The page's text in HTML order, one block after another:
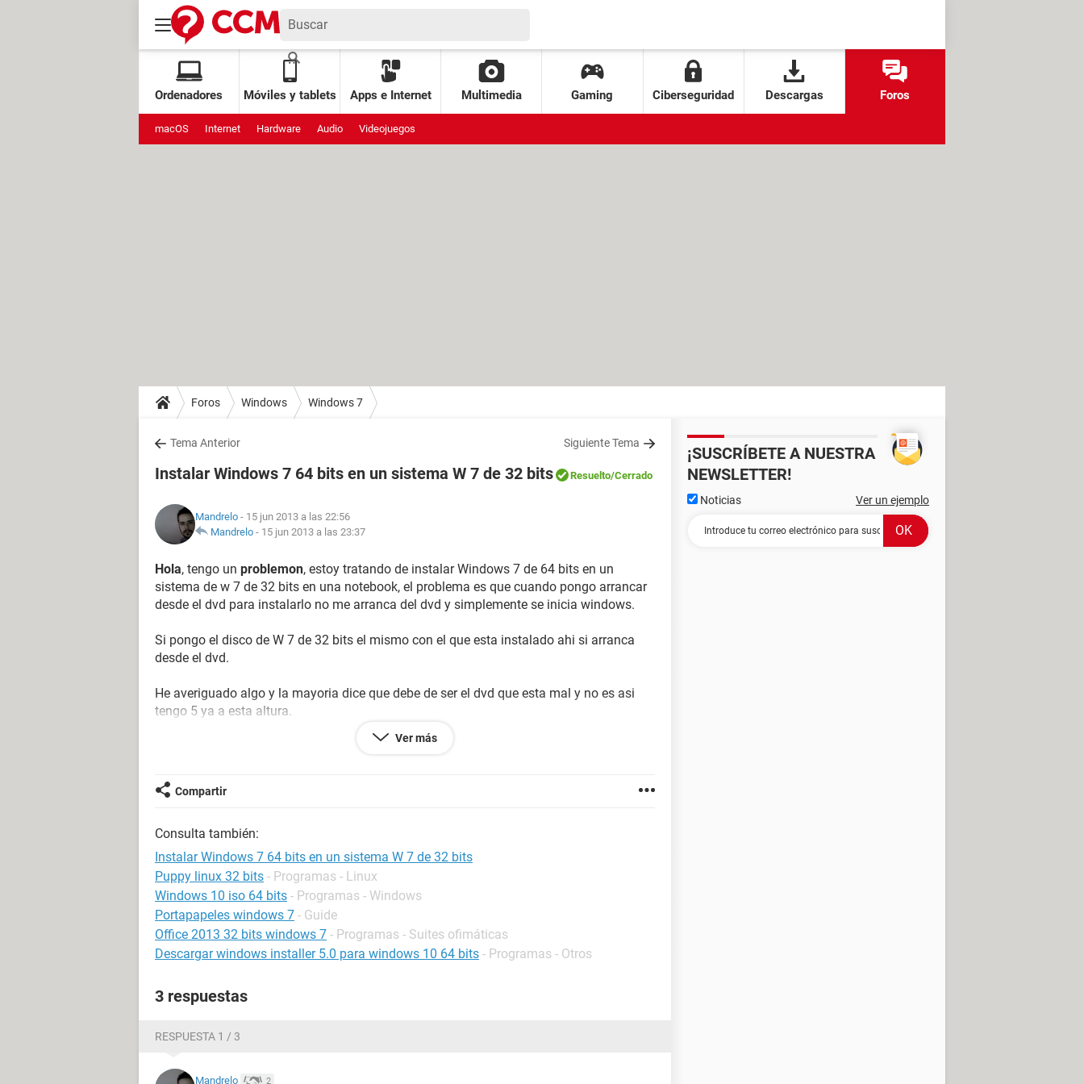
Ordenadores Móviles y tablets Apps e Internet Multimedia Gaming Ciberseguridad Descargas Foros
macOS Internet Hardware Audio Videojuegos
Foros Windows Windows 7
Tema Anterior Siguiente Tema
Instalar Windows 7 64 bits en un sistema W 7 de 32 bits Resuelto/Cerrado
Mandrelo - 15 jun 2013 a las 22:56
Mandrelo - 15 jun 2013 a las 23:37
Hola, tengo un problemon, estoy tratando de instalar Windows 7 de 64 bits en un
sistema de w 7 de 32 bits en una notebook, el problema es que cuando pongo arrancar
desde el dvd para instalarlo no me arranca del dvd y simplemente se inicia windows.
Si pongo el disco de W 7 de 32 bits el mismo con el que esta instalado ahi si arranca
desde el dvd.
He averiguado algo y la mayoria dice que debe de ser el dvd que esta mal y no es asi
tengo 5 ya a esta altura.
Ojala haya alguien ahi que me pueda dar una mano por que no puedo poner ningun
Dejo el modelo de la maquina:
AMD E3-1800 APU with Radeon(tm) HD Graphics 1.70 GHz
Memoria instalada 2.00 GB
Sistema operativo de 32 bits
Ver más
Compartir
Consulta también:
Instalar Windows 7 64 bits en un sistema W 7 de 32 bits
Puppy linux 32 bits - Programas - Linux
Windows 10 iso 64 bits - Programas - Windows
Portapapeles windows 7 - Guide
Office 2013 32 bits windows 7 - Programas - Suites ofimáticas
Descargar windows installer 5.0 para windows 10 64 bits - Programas - Otros
3 respuestas
RESPUESTA 1 / 3
Mandrelo 2
¡SUSCRÍBETE A NUESTRA
NEWSLETTER!
Noticias Ver un ejemplo